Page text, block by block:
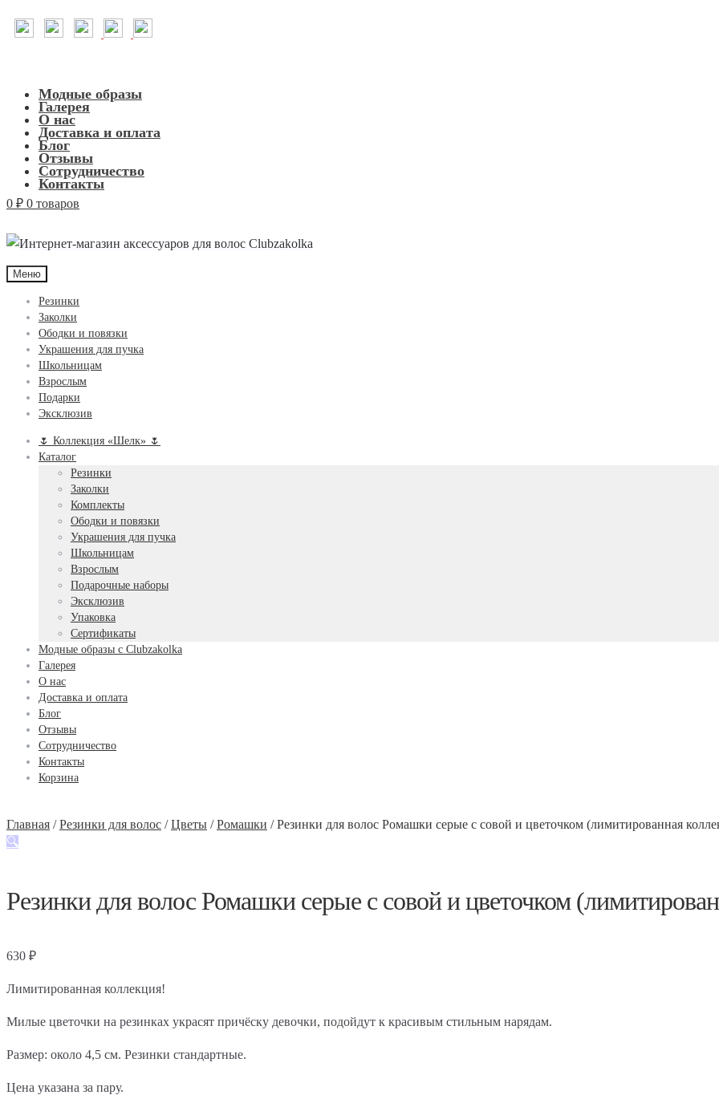
Модные образы
Галерея
О нас
Доставка и оплата
Блог
Отзывы
Сотрудничество
Контакты
0 ₽ 0 товаров
Меню
Резинки
Заколки
Ободки и повязки
Украшения для пучка
Школьницам
Взрослым
Подарки
Эксклюзив
🌷 Коллекция «Шелк» 🌷
Каталог
Резинки
Заколки
Комплекты
Ободки и повязки
Украшения для пучка
Школьницам
Взрослым
Подарочные наборы
Эксклюзив
Упаковка
Сертификаты
Модные образы с Clubzakolka
Галерея
О нас
Доставка и оплата
Блог
Отзывы
Сотрудничество
Контакты
Корзина
Главная /Резинки для волос /Цветы /Ромашки /Резинки для волос Ромашки серые с совой и цветочком (лимитированная
🔍
Резинки для волос Ромашки серые с совой и цветочком
630 ₽
Лимитированная коллекция!
Милые цветочки на резинках украсят причёску девочки, подойдут к красивым стильным нарядам.
Размер: около 4,5 см. Резинки стандартные.
Цена указана за пару.